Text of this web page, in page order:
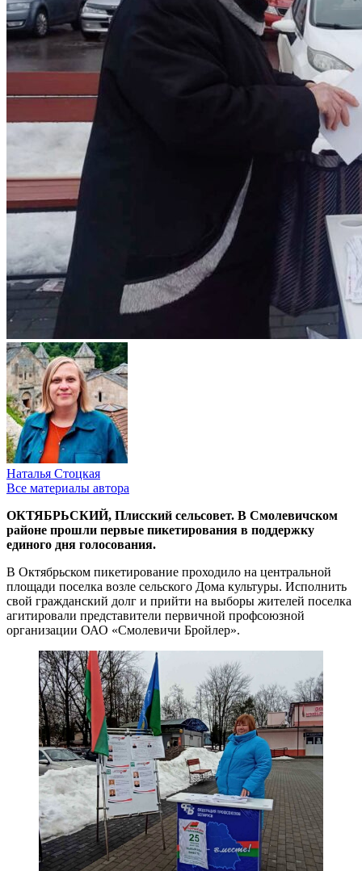
Наталья Стоцкая
Все материалы автора
ОКТЯБРЬСКИЙ, Плисский сельсовет. В Смолевичском
районе прошли первые пикетирования в поддержку
единого дня голосования.
В Октябрьском пикетирование проходило на центральной
площади поселка возле сельского Дома культуры. Исполнить
свой гражданский долг и прийти на выборы жителей поселка
агитировали представители первичной профсоюзной
организации ОАО «Смолевичи Бройлер».